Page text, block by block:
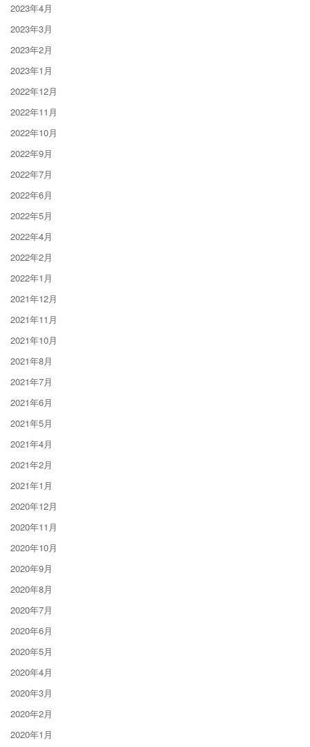
2023年4月
2023年3月
2023年2月
2023年1月
2022年12月
2022年11月
2022年10月
2022年9月
2022年7月
2022年6月
2022年5月
2022年4月
2022年2月
2022年1月
2021年12月
2021年11月
2021年10月
2021年8月
2021年7月
2021年6月
2021年5月
2021年4月
2021年2月
2021年1月
2020年12月
2020年11月
2020年10月
2020年9月
2020年8月
2020年7月
2020年6月
2020年5月
2020年4月
2020年3月
2020年2月
2020年1月